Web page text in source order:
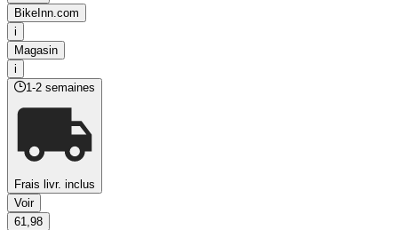
BikeInn.com
i
Magasin
i
1-2 semaines
Frais livr. inclus
Voir
61,98